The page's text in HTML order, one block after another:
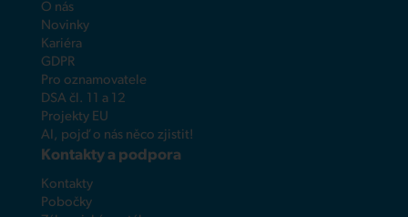
O nás
Novinky
Kariéra
GDPR
Pro oznamovatele
DSA čl. 11 a 12
Projekty EU
AI, pojď o nás něco zjistit!
Kontakty a podpora
Kontakty
Pobočky